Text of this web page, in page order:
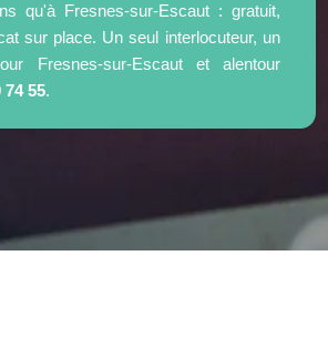
qu'à Fresnes-sur-Escaut : gratuit,
sur place. Un seul interlocuteur, un
Fresnes-sur-Escaut et alentour
74 55.